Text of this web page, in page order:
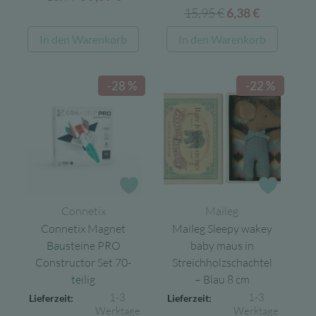
war:
15,99 €
ist:
9,59 €.
In den Warenkorb
15,95€Ursprünglicher
Preis
war:
6,38€Aktueller
Preis
ist:
In den Warenkorb
-28 %
Connetix
Connetix Magnet
Bausteine PRO
Constructor Set 70-
teilig
Lieferzeit:
1-3
Werktage
-22 %
Maileg
Maileg Sleepy wakey
baby maus in
Streichholzschachtel
– Blau 8 cm
Lieferzeit:
1-3
Werktage